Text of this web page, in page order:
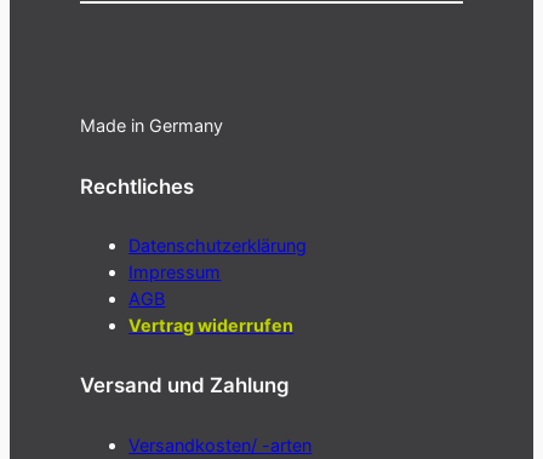
Made in Germany
Rechtliches
Datenschutzerklärung
Impressum
AGB
Vertrag widerrufen
Versand und Zahlung
Versandkosten/ -arten